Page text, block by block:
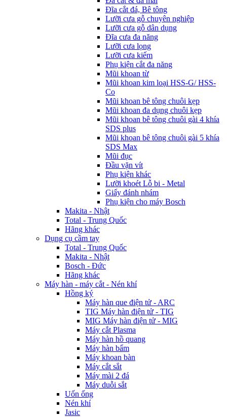
Đĩa cắt đá, Bê tông
Lưỡi cưa gỗ chuyên nghiệp
Lưỡi cưa gỗ dân dụng
Đĩa cưa đa năng
Lưỡi cưa lọng
Lưỡi cưa kiếm
Phụ kiện cắt đa năng
Mũi khoan từ
Mũi khoan kim loại HSS-G/ HSS-
Co
Mũi khoan bê tông chuôi kẹp
Mũi khoan đa dụng chuôi kẹp
Mũi khoan bê tông chuôi gài 4 khía
SDS plus
Mũi khoan bê tông chuôi gài 5 khía
SDS Max
Mũi đục
Đầu vặn vít
Phụ kiện khác
Lưỡi khoét Lỗ bi - Metal
Giấy đánh nhám
Phụ kiện cho máy Bosch
Makita - Nhật
Total - Trung Quốc
Hãng khác
Dụng cụ cầm tay
Total - Trung Quốc
Makita - Nhật
Bosch - Đức
Hãng khác
Máy hàn - máy cắt - Nén khí
Hồng ký
Máy hàn que điện tử - ARC
TIG Máy hàn điện tử - TIG
MIG Máy hàn điện tử - MIG
Máy cắt Plasma
Máy hàn hồ quang
Máy hàn bẩm
Máy khoan bàn
Máy cắt sắt
Máy mài 2 đá
Máy duỗi sắt
Uốn ống
Nén khí
Jasic